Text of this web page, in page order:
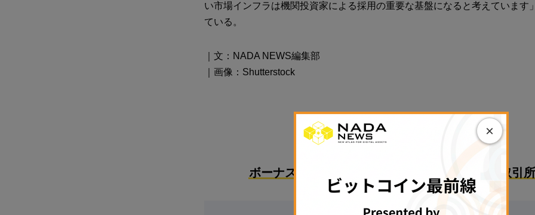
い市場インフラは機関投資家による採用の重要な基盤になると考えています
ている。
｜文：NADA NEWS編集部
｜画像：Shutterstock
ボーナスで始めるのにおすすめな国内暗号資産取引
×